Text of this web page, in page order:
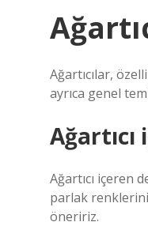
Ağartıcılar,
ayrıca genel
Ağartıcı içeren
parlak renklerini
öneririz.